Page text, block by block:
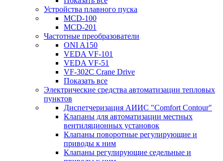
Устройства плавного пуска
MCD-100
MCD-201
Частотные преобразователи
ONI A150
VEDA VF-101
VEDA VF-51
VF-302C Crane Drive
Показать все
Электрические средства автоматизации тепловых
пунктов
Диспетчеризация АИИС "Comfort Contour"
Клапаны для автоматизации местных
вентиляционных установок
Клапаны поворотные регулирующие и
приводы к ним
Клапаны регулирующие седельные и